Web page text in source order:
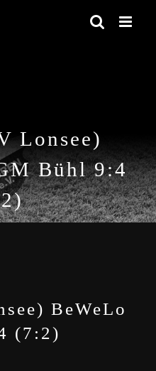
Lonsee)
Bühl 9:4
BeWeLo
(7:2)